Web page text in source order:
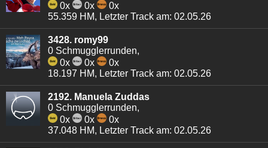
0x
0x
0x
55.359 HM, Letzter Track am: 02.05.26
3428. romy99
0 Schmugglerrunden,
0x
0x
0x
18.197 HM, Letzter Track am: 02.05.26
2192. Manuela Zuddas
0 Schmugglerrunden,
0x
0x
0x
37.048 HM, Letzter Track am: 02.05.26